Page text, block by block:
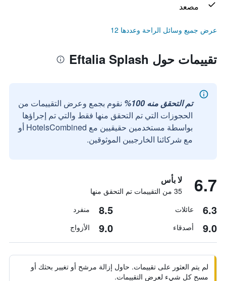
مصعد
عرض جميع وسائل الراحة وعددها 12
تقييمات حول Eftalia Splash
تم التحقق منه 100%
نقوم بجمع وعرض التقييمات من
الحجوزات التي تم التحقق منها فقط والتي تم إجراؤها
بواسطة مستخدمين حقيقيين مع HotelsCombined أو
مع شركائنا الخارجيين الموثوقين.
6.7 لا بأس
35 من التقييمات تم التحقق منها
6.3 عائلات 8.5 منفرد
9.0 أصدقاء 9.0 الأزواج
لم يتم العثور على تقييمات. حاول إزالة مرشح أو تغيير بحثك أو
مسح كل شيء لعرض التقييمات.